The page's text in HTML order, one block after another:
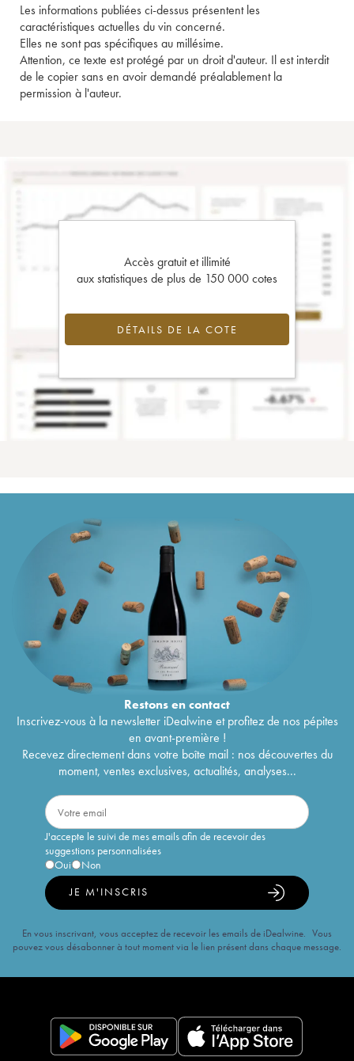
Les informations publiées ci-dessus présentent les
caractéristiques actuelles du vin concerné.
Elles ne sont pas spécifiques au millésime.
Attention, ce texte est protégé par un droit d'auteur. Il est interdit
de le copier sans en avoir demandé préalablement la
permission à l'auteur.
Accès gratuit et illimité
aux statistiques de plus de 150 000 cotes
DÉTAILS DE LA COTE
Restons encontact
Inscrivez-vous à la newsletter iDealwine et profitez de nos pépites
en avant-première !
Recevez directement dans votre boîte mail : nos découvertes du
moment, ventes exclusives, actualités, analyses...
J'accepte le suivi de mes emails afin de recevoir des
suggestions personnalisées
Oui
Non
JE M'INSCRIS
En vous inscrivant, vous acceptez de recevoir les emails de iDealwine. Vous
pouvez vous désabonner à tout moment via le lien présent dans chaque message.